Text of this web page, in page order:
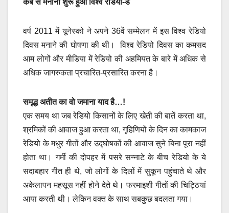
कब से मनाना शुरू हुआ विश्व रेडियो-डे
वर्ष 2011 में यूनेस्को ने अपने 36वें सम्मेलन में इस विश्व रेडियो
दिवस मनाने की घोषणा की थी। विश्व रेडियो दिवस का कमसद
आम लोगों और मीडिया में रेडियो की अहमियत के बारे में अधिक से
अधिक जागरुकता प्रचारित-प्रसारित करना है।
समृद्ध अतीत का वो जमाना याद है…!
एक समय था जब रेडियो किसानों के लिए खेती की बातें करता था,
श्रमिकों की आवाज हुआ करता था, गृहिणियों के दिन का कामकाज
रेडियो के मधुर गीतों और उद्घोषकों की आवाज सुने बिना पूरा नहीं
होता था। गर्मी की दोपहर में पसरे सन्नाटे के बीच रेडियो के ये
सदाबहार गीत ही थे, जो लोगों के दिलों में सुकून पहुंचाते थे और
अकेलापन महसूस नहीं होने देते थे। फरमाइशी गीतों की चिट्ठियां
आया करती थी। लेकिन वक्त के साथ सबकुछ बदलता गया।